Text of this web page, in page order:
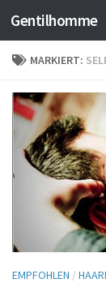
Gentilhomme
MARKIERT:
EMPFOHLEN /